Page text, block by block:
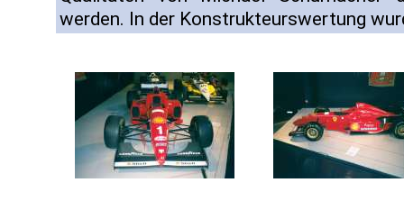
werden. In der Konstrukteurswertung